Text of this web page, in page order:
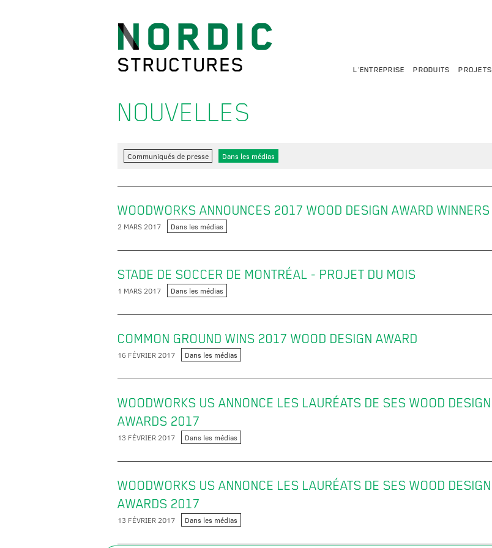
L'ENTREPRISE PRODUITS PROJETS
NOUVELLES
Communiqués de presse Dans les médias
WOODWORKS ANNOUNCES 2017 WOOD DESIGN AWARD WINNERS
2 MARS 2017 Dans les médias
STADE DE SOCCER DE MONTRÉAL - PROJET DU MOIS
1 MARS 2017 Dans les médias
COMMON GROUND WINS 2017 WOOD DESIGN AWARD
16 FÉVRIER 2017 Dans les médias
WOODWORKS US ANNONCE LES LAURÉATS DE SES WOOD DESIGN
AWARDS 2017
13 FÉVRIER 2017 Dans les médias
WOODWORKS US ANNONCE LES LAURÉATS DE SES WOOD DESIGN
AWARDS 2017
13 FÉVRIER 2017 Dans les médias